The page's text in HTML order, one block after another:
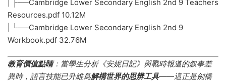
| ├──Cambridge Lower Secondary English 2nd 9 Teachers
Resources.pdf 10.12M
| └──Cambridge Lower Secondary English 2nd 9
Workbook.pdf 32.76M
教育價值點睛​：當學生分析《安妮日記》與戰時報道的叙事差
異時，語言技能已升維爲解構世界的思辨工具——這正是劍橋